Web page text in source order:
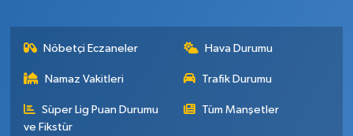
Nöbetçi Eczaneler Hava Durumu
Namaz Vakitleri Trafik Durumu
Süper Lig Puan Durumu
ve Fikstür
Tüm Manşetler